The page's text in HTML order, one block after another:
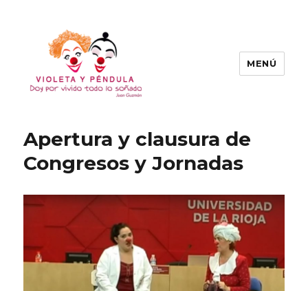
MENÚ
Apertura y clausura de
Congresos y Jornadas